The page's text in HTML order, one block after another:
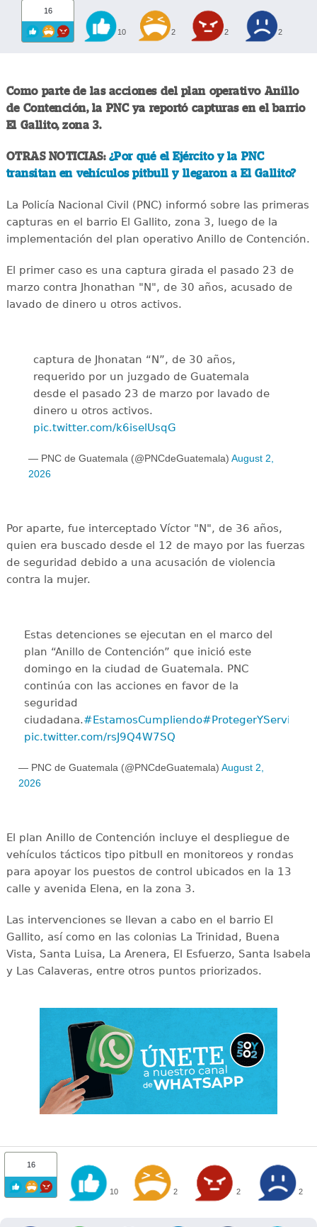
16
10 2 2 2
Como parte de las acciones del plan operativo Anillo
de Contención, la PNC ya reportó capturas en el barrio
El Gallito, zona 3.
OTRAS NOTICIAS: ¿Por qué el Ejército y la PNC
transitan en vehículos pitbull y llegaron a El Gallito?
La Policía Nacional Civil (PNC) informó sobre las primeras
capturas en el barrio El Gallito, zona 3, luego de la
implementación del plan operativo Anillo de Contención.
El primer caso es una captura girada el pasado 23 de
marzo contra Jhonathan "N", de 30 años, acusado de
lavado de dinero u otros activos.
captura de Jhonatan “N”, de 30 años,
requerido por un juzgado de Guatemala
desde el pasado 23 de marzo por lavado de
dinero u otros activos.
pic.twitter.com/k6iselUsqG
— PNC de Guatemala (@PNCdeGuatemala) August 2,
2026
Por aparte, fue interceptado Víctor "N", de 36 años,
quien era buscado desde el 12 de mayo por las fuerzas
de seguridad debido a una acusación de violencia
contra la mujer.
Estas detenciones se ejecutan en el marco del
plan “Anillo de Contención” que inició este
domingo en la ciudad de Guatemala. PNC
continúa con las acciones en favor de la
seguridad
ciudadana.#EstamosCumpliendo#ProtegerYServir
pic.twitter.com/rsJ9Q4W7SQ
— PNC de Guatemala (@PNCdeGuatemala) August 2,
2026
El plan Anillo de Contención incluye el despliegue de
vehículos tácticos tipo pitbull en monitoreos y rondas
para apoyar los puestos de control ubicados en la 13
calle y avenida Elena, en la zona 3.
Las intervenciones se llevan a cabo en el barrio El
Gallito, así como en las colonias La Trinidad, Buena
Vista, Santa Luisa, La Arenera, El Esfuerzo, Santa Isabela
y Las Calaveras, entre otros puntos priorizados.
16
10 2 2 2